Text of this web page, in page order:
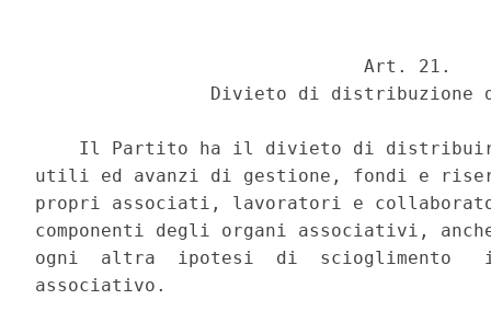
                              Art. 21.
Divieto di distribuzione
Il Partito ha il divieto di
utili ed avanzi di gestione, fondi e
propri associati, lavoratori e
componenti degli organi associativi,
ogni  altra  ipotesi  di  scioglimento
associativo.